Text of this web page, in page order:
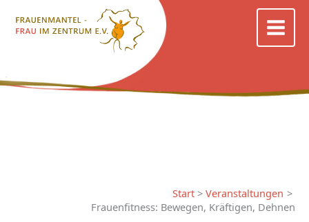
Inhalt
Start
Veranstaltungen
Frauenfitness: Bewegen, Kräftigen, Dehnen